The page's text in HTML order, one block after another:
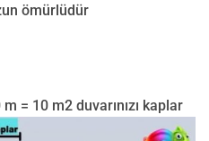
ömürlüdür
= 10 m2 duvarınızı kaplar